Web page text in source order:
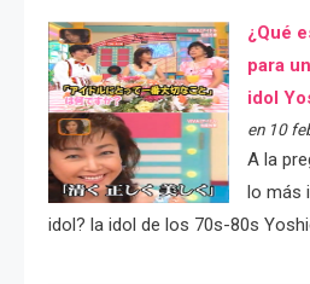
¿Qué
para
idol
en 10
A la
lo más
idol? la idol de los 70s-80s